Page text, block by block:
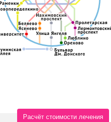
Расчёт стоимости лечения